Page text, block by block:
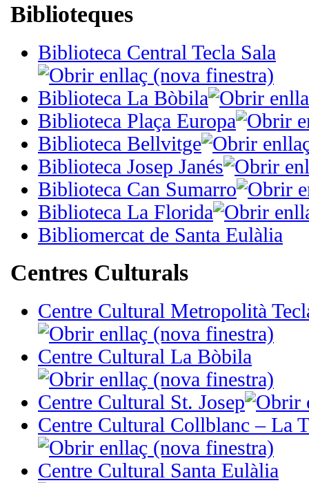
Biblioteques
Biblioteca Central Tecla Sala
Biblioteca La Bòbila
Biblioteca Plaça Europa
Biblioteca Bellvitge
Biblioteca Josep Janés
Biblioteca Can Sumarro
Biblioteca La Florida
Bibliomercat de Santa Eulàlia
Centres Culturals
Centre Cultural Metropolità
Centre Cultural La Bòbila
Centre Cultural St. Josep
Centre Cultural Collblanc – La
Centre Cultural Santa Eulàlia